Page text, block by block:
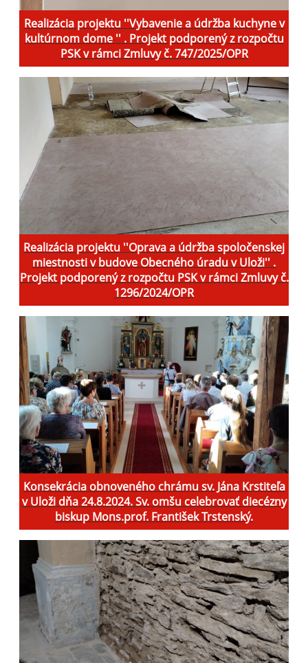
Realizácia projektu ''Vybavenie a údržba kuchyne v
kultúrnom dome '' . Projekt podporený z rozpočtu
PSK v rámci Zmluvy č. 747/2025/OPR
Realizácia projektu ''Oprava a údržba spoločenskej
miestnosti v budove Obecného úradu v Uloži'' .
Projekt podporený z rozpočtu PSK v rámci Zmluvy č.
1296/2024/OPR
Konsekrácia obnoveného chrámu sv. Jána Krstiteľa
v Uloži dňa 24.8.2024. Sv. omšu celebrovať diecézny
biskup Mons.prof. František Trstenský.